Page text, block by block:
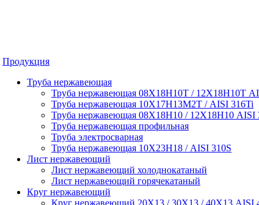
Продукция
Труба нержавеющая
Труба нержавеющая 08Х18Н10Т / 12Х18Н10Т
Труба нержавеющая 10Х17Н13М2Т / AISI 316Ti
Труба нержавеющая 08Х18Н10 / 12Х18Н10 AISI
Труба нержавеющая профильная
Труба электросварная
Труба нержавеющая 10Х23Н18 / AISI 310S
Лист нержавеющий
Лист нержавеющий холоднокатаный
Лист нержавеющий горячекатаный
Круг нержавеющий
Круг нержавеющий 20Х13 / 30Х13 / 40Х13 AISI